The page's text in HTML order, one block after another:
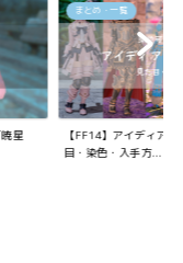
星
まとめ・一覧
【FF14】アイディア
目・染色・入手方...